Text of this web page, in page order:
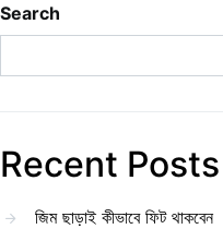
Search
Recent Posts
জিম ছাড়াই কীভাবে ফিট থাকবেন